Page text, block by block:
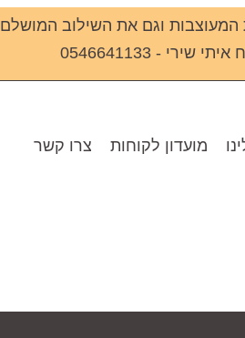
וגם את השילוב המושלם
- 0546641133
מועדון לקוחות צרו קשר